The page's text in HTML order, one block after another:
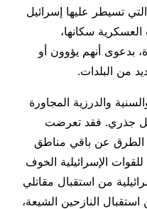
تسيطر عليها إسرائيل
سكانها،
بدعوى أنهم يؤوون أو
من البلدات.
والدرزية المجاورة
جذري. فقد تعرضت
الطرق عن باقي مناطق
للقوات الإسرائيلية الخوف
من استقبال مقاتلي
النازحين الشيعة،